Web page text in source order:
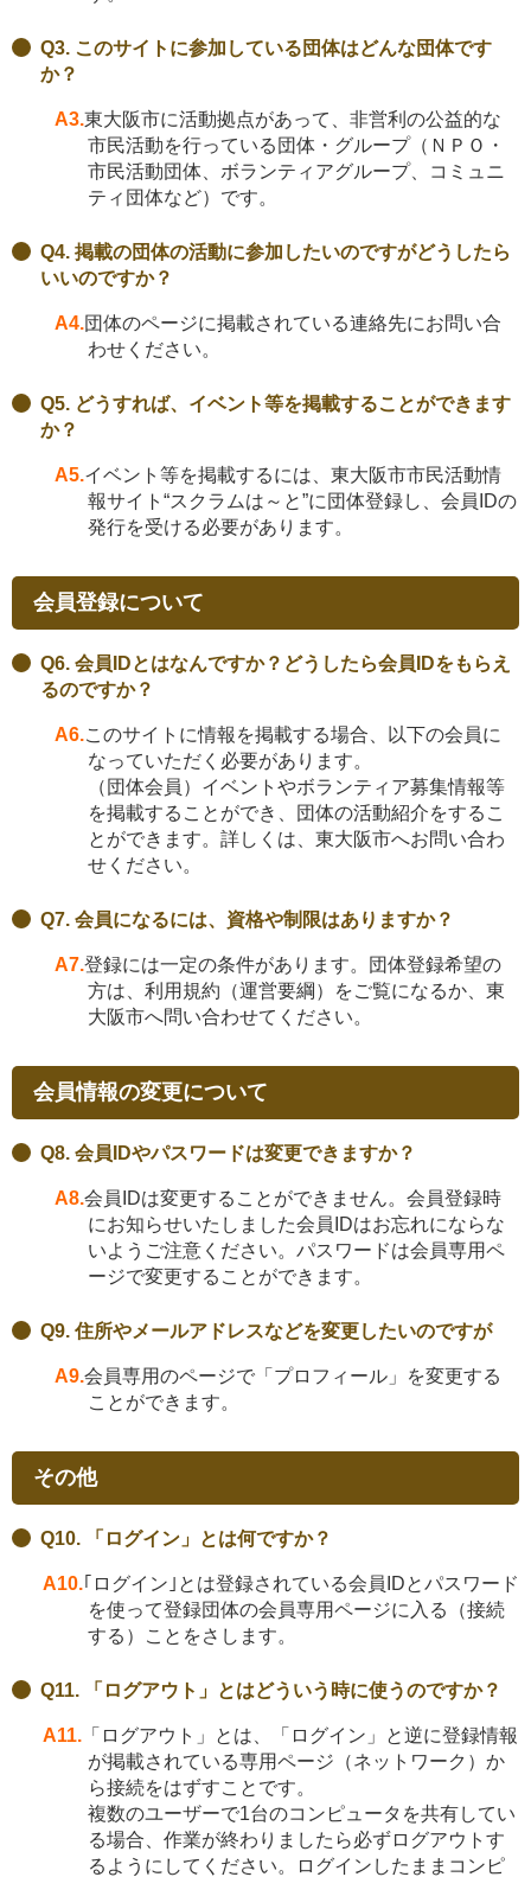
Q3. このサイトに参加している団体はどんな団体です
か？
A3.東大阪市に活動拠点があって、非営利の公益的な
市民活動を行っている団体・グループ（ＮＰＯ・
市民活動団体、ボランティアグループ、コミュニ
ティ団体など）です。
Q4. 掲載の団体の活動に参加したいのですがどうしたら
いいのですか？
A4.団体のページに掲載されている連絡先にお問い合
わせください。
Q5. どうすれば、イベント等を掲載することができます
か？
A5.イベント等を掲載するには、東大阪市市民活動情
報サイト“スクラムは～と”に団体登録し、会員IDの
発行を受ける必要があります。
会員登録について
Q6. 会員IDとはなんですか？どうしたら会員IDをもらえ
るのですか？
A6.このサイトに情報を掲載する場合、以下の会員に
なっていただく必要があります。
（団体会員）イベントやボランティア募集情報等
を掲載することができ、団体の活動紹介をするこ
とができます。詳しくは、東大阪市へお問い合わ
せください。
Q7. 会員になるには、資格や制限はありますか？
A7.登録には一定の条件があります。団体登録希望の
方は、利用規約（運営要綱）をご覧になるか、東
大阪市へ問い合わせてください。
会員情報の変更について
Q8. 会員IDやパスワードは変更できますか？
A8.会員IDは変更することができません。会員登録時
にお知らせいたしました会員IDはお忘れにならな
いようご注意ください。パスワードは会員専用ペ
ージで変更することができます。
Q9. 住所やメールアドレスなどを変更したいのですが
A9.会員専用のページで「プロフィール」を変更する
ことができます。
その他
Q10. 「ログイン」とは何ですか？
A10.｢ログイン｣とは登録されている会員IDとパスワード
を使って登録団体の会員専用ページに入る（接続
する）ことをさします。
Q11. 「ログアウト」とはどういう時に使うのですか？
A11.「ログアウト」とは、「ログイン」と逆に登録情報
が掲載されている専用ページ（ネットワーク）か
ら接続をはずすことです。
複数のユーザーで1台のコンピュータを共有してい
る場合、作業が終わりましたら必ずログアウトす
るようにしてください。ログインしたままコンピ